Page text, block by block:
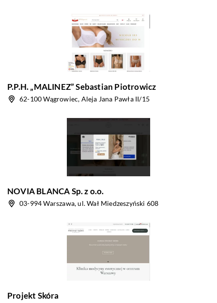
P.P.H. „MALINEZ” Sebastian Piotrowicz
62-100 Wągrowiec, Aleja Jana Pawła II/15
NOVIA BLANCA Sp. z o.o.
03-994 Warszawa, ul. Wał Miedzeszyński 608
Projekt Skóra